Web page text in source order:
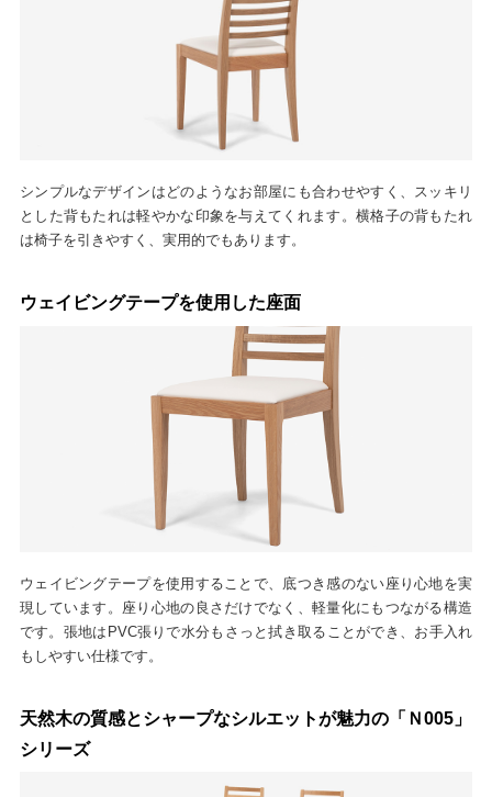
シンプルなデザインはどのようなお部屋にも合わせやすく、スッキリ
とした背もたれは軽やかな印象を与えてくれます。横格子の背もたれ
は椅子を引きやすく、実用的でもあります。
ウェイビングテープを使用した座面
ウェイビングテープを使用することで、底つき感のない座り心地を実
現しています。座り心地の良さだけでなく、軽量化にもつながる構造
です。張地はPVC張りで水分もさっと拭き取ることができ、お手入れ
もしやすい仕様です。
天然木の質感とシャープなシルエットが魅力の「Ｎ005」
シリーズ